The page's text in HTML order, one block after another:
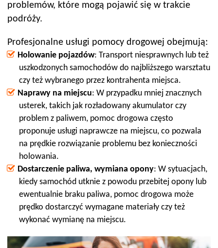
problemów, które mogą pojawić się w trakcie
podróży.
Profesjonalne usługi pomocy drogowej obejmują:
Holowanie pojazdów: Transport niesprawnych lub też
uszkodzonych samochodów do najbliższego warsztatu
czy też wybranego przez kontrahenta miejsca.
Naprawy na miejscu: W przypadku mniej znacznych
usterek, takich jak rozładowany akumulator czy
problem z paliwem, pomoc drogowa często
proponuje usługi naprawcze na miejscu, co pozwala
na prędkie rozwiązanie problemu bez konieczności
holowania.
Dostarczenie paliwa, wymiana opony: W sytuacjach,
kiedy samochód utknie z powodu przebitej opony lub
ewentualnie braku paliwa, pomoc drogowa może
prędko dostarczyć wymagane materiały czy też
wykonać wymianę na miejscu.